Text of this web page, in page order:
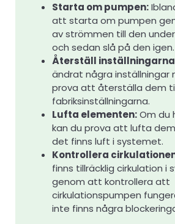
Starta om pumpen:
att starta om pumpen
av strömmen till den
och sedan slå på den igen.
Återställ
ändrat några inställningar
prova att återställa dem
fabriksinställningarna.
Lufta elementen:Om du
kan du prova att lufta
det finns luft i systemet.
Kontrollera
finns tillräcklig cirkulation i
genom att kontrollera att
cirkulationspumpen
inte finns några